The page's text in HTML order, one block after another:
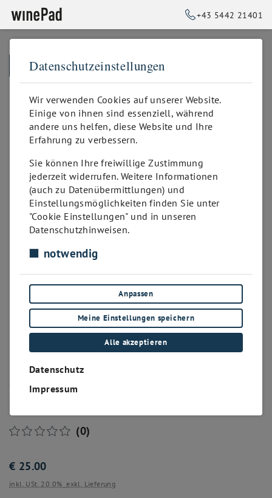
+43 5442 21401
ZURÜCK ZUR STARTSEITE
Frühroter Veltliner
(0)
€ 25.00
inkl. USt. 20.0% exkl. Lieferung
Datenschutzeinstellungen
Wir verwenden Cookies auf unserer Website.
Einige von ihnen sind essenziell, während
andere uns helfen, diese Website und Ihre
Erfahrung zu verbessern.
Sie können Ihre freiwillige Zustimmung
jederzeit widerrufen. Weitere Informationen
(auch zu Datenübermittlungen) und
Einstellungsmöglichkeiten finden Sie unter
"Cookie Einstellungen" und in unseren
Datenschutzhinweisen.
notwendig
Anpassen
Meine Einstellungen speichern
Alle akzeptieren
Datenschutz
Impressum